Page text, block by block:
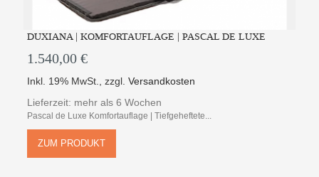
DUXIANA | KOMFORTAUFLAGE | PASCAL DE LUXE
1.540,00 €
Inkl. 19% MwSt. ,zzgl.Versandkosten
Lieferzeit: mehr als 6 Wochen
Pascal de Luxe Komfortauflage | Tiefgeheftete...
ZUM PRODUKT